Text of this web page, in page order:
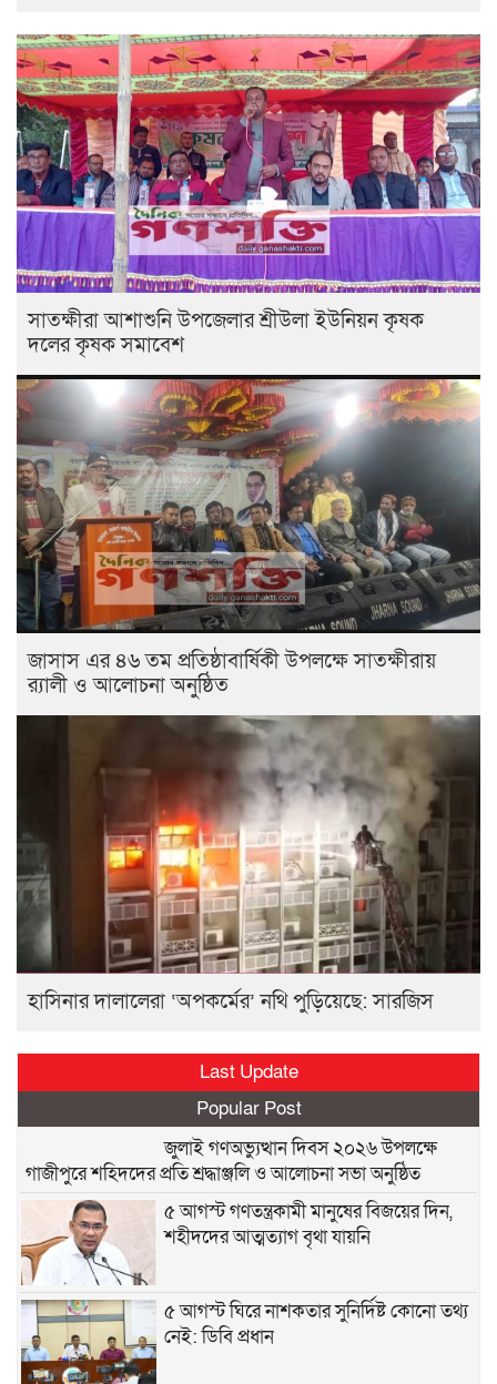
সাতক্ষীরা আশাশুনি উপজেলার শ্রীউলা ইউনিয়ন কৃষক
দলের কৃষক সমাবেশ
জাসাস এর ৪৬ তম প্রতিষ্ঠাবার্ষিকী উপলক্ষে সাতক্ষীরায়
র‍্যালী ও আলোচনা অনুষ্ঠিত
হাসিনার দালালেরা ‘অপকর্মের’ নথি পুড়িয়েছে: সারজিস
Last Update
Popular Post
জুলাই গণঅভ্যুত্থান দিবস ২০২৬ উপলক্ষে
গাজীপুরে শহিদদের প্রতি শ্রদ্ধাঞ্জলি ও আলোচনা সভা অনুষ্ঠিত
৫ আগস্ট গণতন্ত্রকামী মানুষের বিজয়ের দিন,
শহীদদের আত্মত্যাগ বৃথা যায়নি
৫ আগস্ট ঘিরে নাশকতার সুনির্দিষ্ট কোনো তথ্য
নেই: ডিবি প্রধান